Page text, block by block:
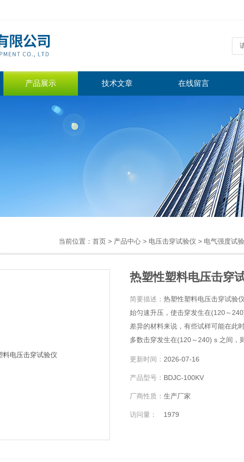
产品展示 技术文章 在线留言
当前位置： 首页 > 产品中心 > 电压击穿试验仪 > 电气强度试
热塑性塑料电压击穿
简要描述： 热塑性塑料电压击穿试验
始匀速升压，使击穿发生在(120～
差异的材料来说，有些试样可能在此
多数击穿发生在(120～240) s 之间，
更新时间： 2026-07-16
产品型号： BDJC-100KV
厂商性质： 生产厂家
访问量： 1979